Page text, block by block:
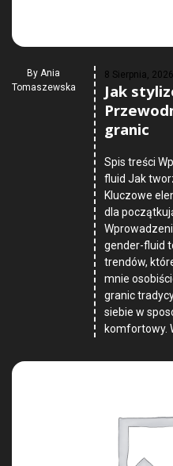
By Ania
Tomaszewska
8 Sierpnia, 2026
Jak
granic
Spis treści
fluid Jak
Kluczowe
dla
gender-fluid
trendów,
mnie
granic
siebie w
komfortowy.